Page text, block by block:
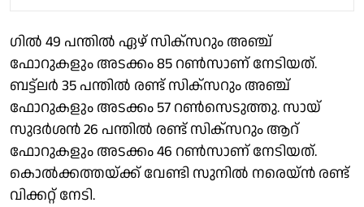
ഗിൽ 49 പന്തിൽ ഏഴ് സിക്‌സറും അഞ്ച്
ഫോറുകളും അടക്കം 85 റൺസാണ് നേടിയത്.
ബട്ട്ലർ 35 പന്തിൽ രണ്ട് സിക്‌സറും അഞ്ച്
ഫോറുകളും അടക്കം 57 റൺസെടുത്തു. സായ്
സുദർശൻ 26 പന്തിൽ രണ്ട് സിക്‌സറും ആറ്
ഫോറുകളും അടക്കം 46 റൺസാണ് നേടിയത്.
കൊൽക്കത്തയ്ക്ക് വേണ്ടി സുനിൽ നരെയ്ൻ രണ്ട്
വിക്കറ്റ് നേടി.